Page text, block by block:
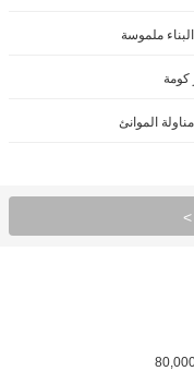
ملموسة
كومة
الموانئ